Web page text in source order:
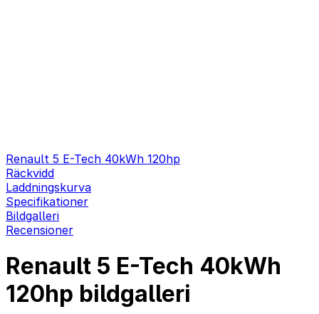
Renault 5 E-Tech 40kWh 120hp
Räckvidd
Laddningskurva
Specifikationer
Bildgalleri
Recensioner
Renault 5 E-Tech 40kWh
120hp bildgalleri